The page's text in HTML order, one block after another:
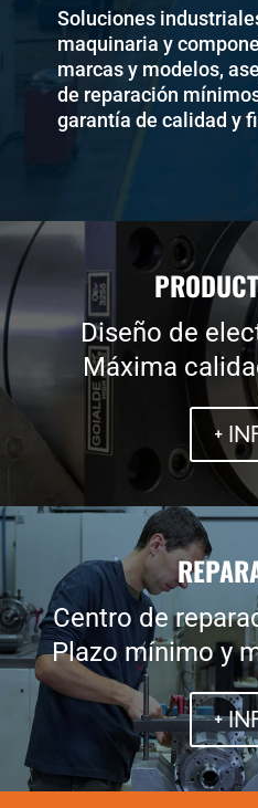
Soluciones
maquinaria y
marcas y modelos,
de reparación
garantía de calidad y
Diseño de
Máxima
+
Centro de
Plazo mínimo y
+